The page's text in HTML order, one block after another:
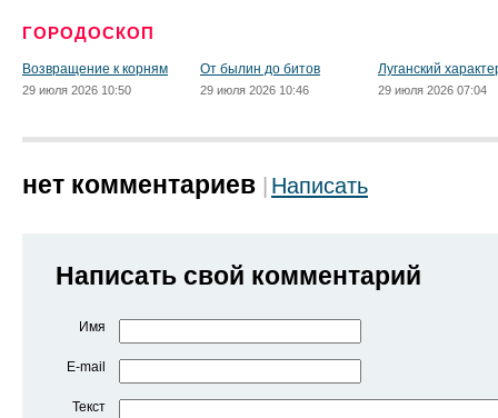
ГОРОДОСКОП
Возвращение к корням
29 июля 2026 10:50
От былин до битов
29 июля 2026 10:46
Луганский
29 июля 2026 07:04
нет комментариев Написать
Написать свой комментарий
Имя
E-mail
Текст